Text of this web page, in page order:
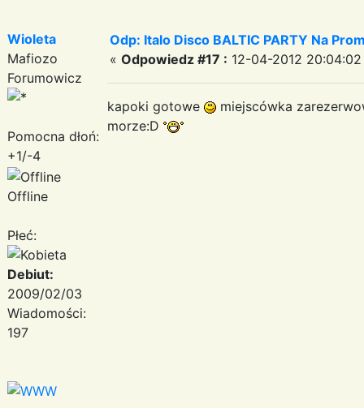
Wioleta
Mafiozo
Forumowicz
Pomocna dłoń:
+1/-4
Offline
Płeć:
Debiut:
2009/02/03
Wiadomości:
197
Odp: Italo Disco BALTIC PARTY Na
« Odpowiedz #17 : 12-04-2012
kapoki gotowe
miejscówka
morze:D